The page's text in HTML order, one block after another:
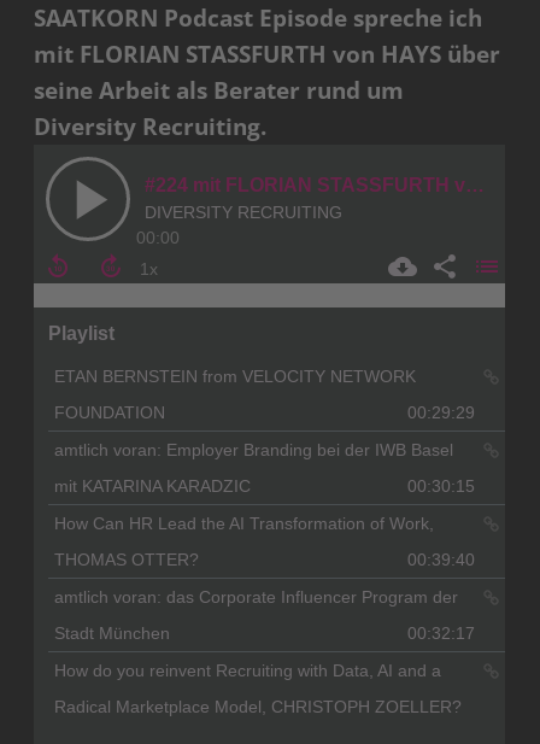
SAATKORN Podcast Episode spreche ich
mit FLORIAN STASSFURTH von HAYS über
seine Arbeit als Berater rund um
Diversity Recruiting.